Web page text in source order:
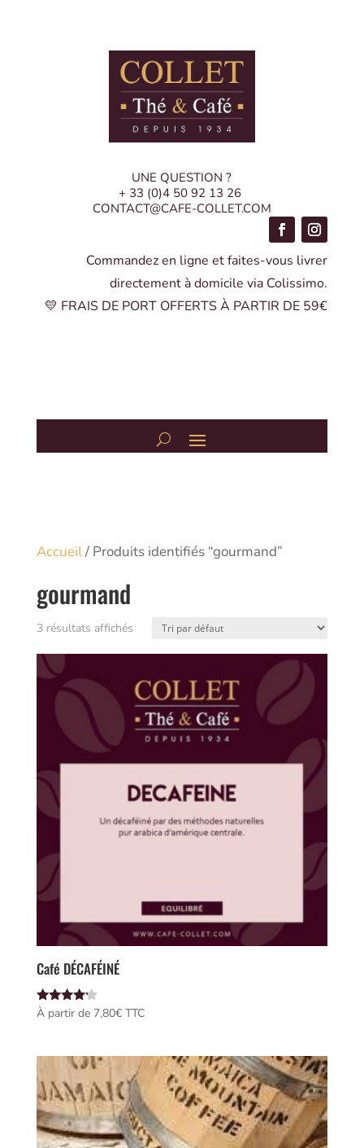
UNE QUESTION ?
+ 33 (0)4 50 92 13 26
CONTACT@CAFE-COLLET.COM
Commandez en ligne et faites-vous livrer
directement à domicile via Colissimo.
💛 FRAIS DE PORT OFFERTS À PARTIR DE 59€
Accueil/ Produits identifiés “gourmand”
gourmand
3 résultats affichés
Café DÉCAFÉINÉ
Note
4.00
À partir de 7,80€ TTC